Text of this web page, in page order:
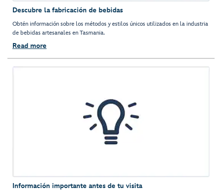
Descubre la fabricación de bebidas
Obtén información sobre los métodos y estilos únicos utilizados en la industria
de bebidas artesanales en Tasmania.
Read more
Información importante antes de tu visita